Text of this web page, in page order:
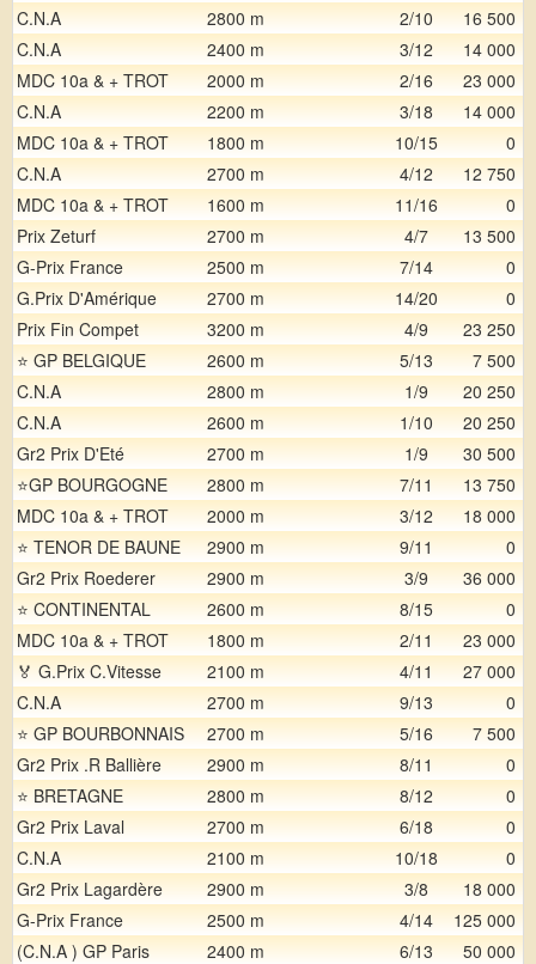
C.N.A
2800 m 2/10 16 500
C.N.A
2400 m 3/12 14 000
MDC 10a & + TROT
2000 m 2/16 23 000
C.N.A
2200 m 3/18 14 000
MDC 10a & + TROT
1800 m 10/15 0
C.N.A
2700 m 4/12 12 750
MDC 10a & + TROT
1600 m 11/16 0
Prix Zeturf
2700 m 4/7 13 500
G-Prix France
2500 m 7/14 0
G.Prix D'Amérique
2700 m 14/20 0
Prix Fin Compet
3200 m 4/9 23 250
⭐ GP BELGIQUE
2600 m 5/13 7 500
C.N.A
2800 m 1/9 20 250
C.N.A
2600 m 1/10 20 250
Gr2 Prix D'Eté
2700 m 1/9 30 500
⭐GP BOURGOGNE
2800 m 7/11 13 750
MDC 10a & + TROT
2000 m 3/12 18 000
⭐ TENOR DE BAUNE
2900 m 9/11 0
Gr2 Prix Roederer
2900 m 3/9 36 000
⭐ CONTINENTAL
2600 m 8/15 0
MDC 10a & + TROT
1800 m 2/11 23 000
🏅 G.Prix C.Vitesse
2100 m 4/11 27 000
C.N.A
2700 m 9/13 0
⭐ GP BOURBONNAIS
2700 m 5/16 7 500
Gr2 Prix .R Ballière
2900 m 8/11 0
⭐ BRETAGNE
2800 m 8/12 0
Gr2 Prix Laval
2700 m 6/18 0
C.N.A
2100 m 10/18 0
Gr2 Prix Lagardère
2900 m 3/8 18 000
G-Prix France
2500 m 4/14 125 000
(C.N.A ) GP Paris
2400 m 6/13 50 000